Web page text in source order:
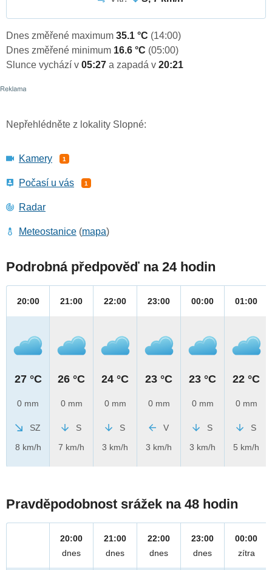
Dnes změřené maximum 35.1 °C (14:00)
Dnes změřené minimum 16.6 °C (05:00)
Slunce vychází v 05:27 a zapadá v 20:21
Nepřehlédněte z lokality Slopné:
Kamery 1
Počasí u vás 1
Radar
Meteostanice (mapa)
Podrobná předpověď na 24 hodin
20:00
27 °C
0 mm
SZ
8 km/h
21:00
26 °C
0 mm
S
7 km/h
22:00
24 °C
0 mm
S
3 km/h
23:00
23 °C
0 mm
V
3 km/h
00:00
23 °C
0 mm
S
3 km/h
01:00
22 °C
0 mm
S
5 km/h
Pravděpodobnost srážek na 48 hodin
20:00
dnes
21:00
dnes
22:00
dnes
23:00
dnes
00:00
zítra